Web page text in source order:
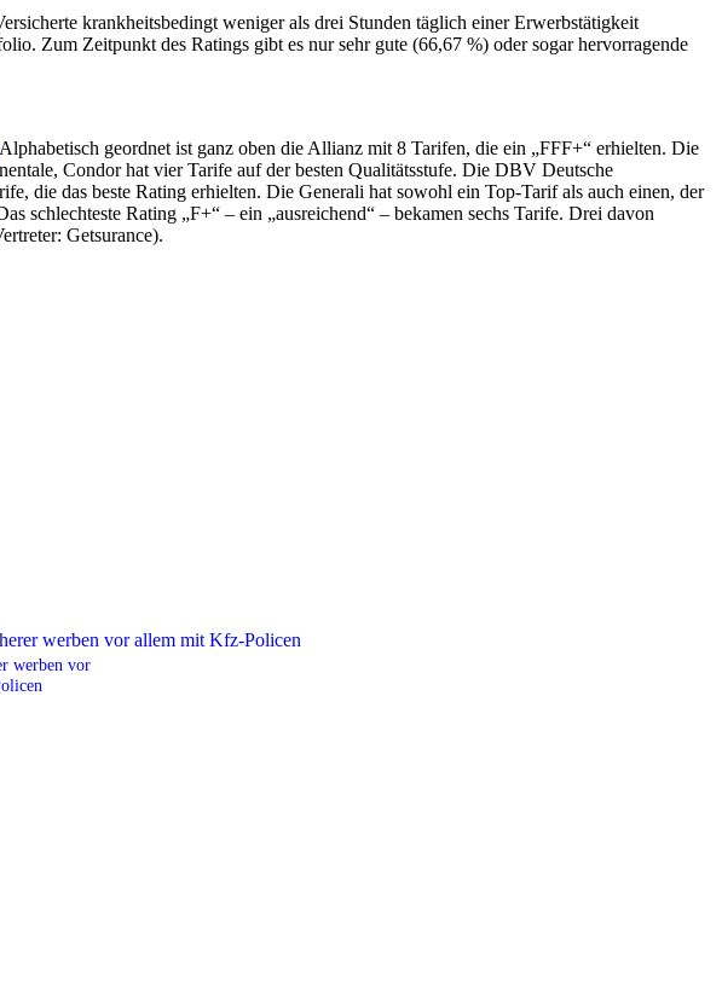
krankheitsbedingt weniger als drei Stunden täglich einer Erwerbstätigkeit
Zum Zeitpunkt des Ratings gibt es nur sehr gute (66,67 %) oder sogar hervorragende
geordnet ist ganz oben die Allianz mit 8 Tarifen, die ein „FFF+“ erhielten. Die
Condor hat vier Tarife auf der besten Qualitätsstufe. Die DBV Deutsche
die das beste Rating erhielten. Die Generali hat sowohl ein Top-Tarif als auch einen, der
schlechteste Rating „F+“ – ein „ausreichend“ – bekamen sechs Tarife. Drei davon
Getsurance).
werben vor